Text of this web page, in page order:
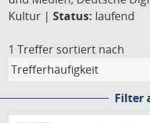
Kultur | Status: laufend
1 Treffer sortiert nach
Filter